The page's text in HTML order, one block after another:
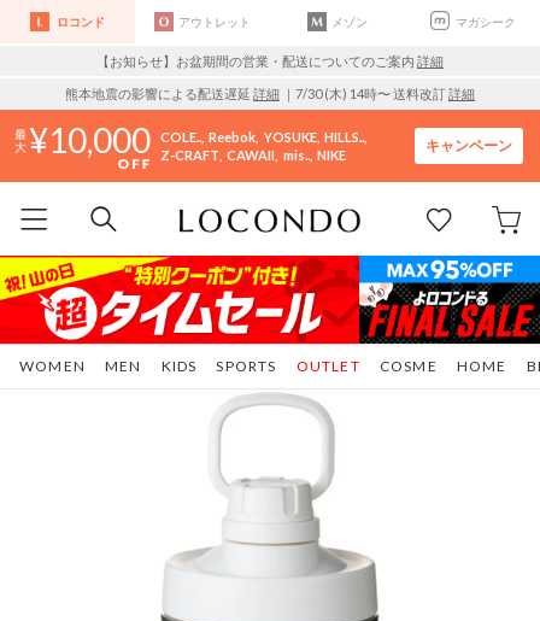
ロコンド アウトレット メゾン マガシーク
【お知らせ】お盆期間の営業・配送についてのご案内 詳細
熊本地震の影響による配送遅延 詳細 ｜7/30 (木) 14時〜 送料改訂詳細
10,000 COLE.. Reebok YOSUKE HILLS..
Z-CRAFT CAWAII mis.. NIKE
キャンペーン
WOMEN MEN KIDS SPORTS COSME HOME
OUTLET